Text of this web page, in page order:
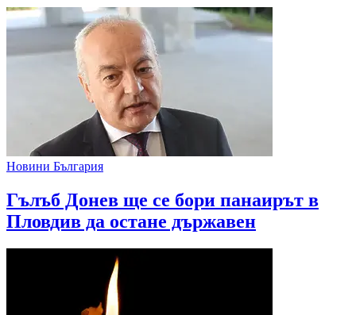
Новини България
Гълъб Донев ще се бори панаирът в
Пловдив да остане държавен